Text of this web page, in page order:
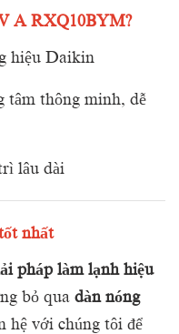
A RXQ10BYM?
hiệu Daikin
tâm thông minh, dễ
lâu dài
nhất
pháp làm lạnh hiệu
bỏ qua dàn nóng
hệ với chúng tôi để